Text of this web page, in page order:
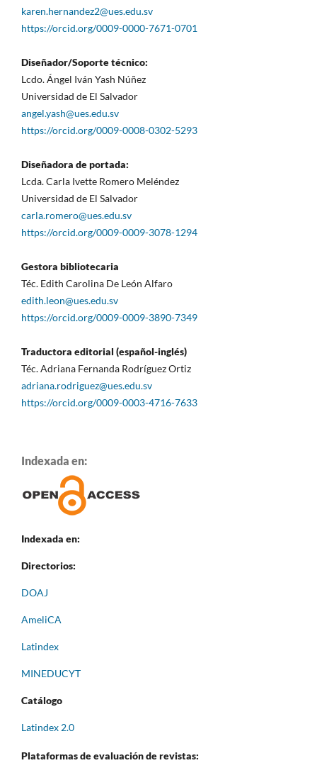
karen.hernandez2@ues.edu.sv
https://orcid.org/0009-0000-7671-0701
Diseñador/Soporte técnico:
Lcdo. Ángel Iván Yash Núñez
Universidad de El Salvador
angel.yash@ues.edu.sv
https://orcid.org/0009-0008-0302-5293
Diseñadora de portada:
Lcda. Carla Ivette Romero Meléndez
Universidad de El Salvador
carla.romero@ues.edu.sv
https://orcid.org/0009-0009-3078-1294
Gestora bibliotecaria
Téc. Edith Carolina De León Alfaro
edith.leon@ues.edu.sv
https://orcid.org/0009-0009-3890-7349
Traductora editorial (español-inglés)
Téc. Adriana Fernanda Rodríguez Ortiz
adriana.rodriguez@ues.edu.sv
https://orcid.org/0009-0003-4716-7633
Indexada en:
Indexada en:
Directorios:
DOAJ
AmeliCA
Latindex
MINEDUCYT
Catálogo
Latindex 2.0
Plataformas de evaluación de revistas: